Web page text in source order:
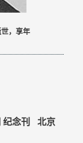
，享年
纪念刊 北京